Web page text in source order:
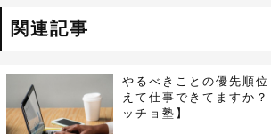
関連記事
やるべきことの優先順位
えて仕事できてますか？
ッチョ塾】